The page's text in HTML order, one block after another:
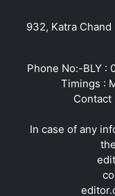
932, Katra
Phone No:-BLY :
Timings :
Contact
In case of any